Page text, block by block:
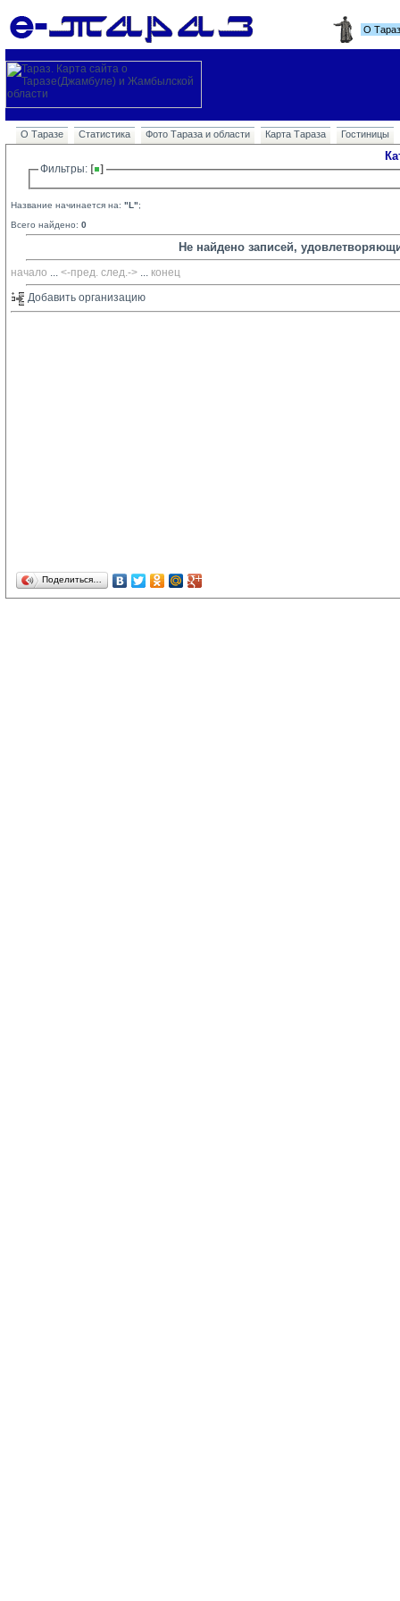
О
О Таразе Статистика Фото Тараза и области Карта Тараза Гостиницы
Фильтры:
Название начинается на: "L";
Всего найдено: 0
Не найдено записей,
начало ... <-пред. след.-> ... конец
Добавить организацию
Поделиться…